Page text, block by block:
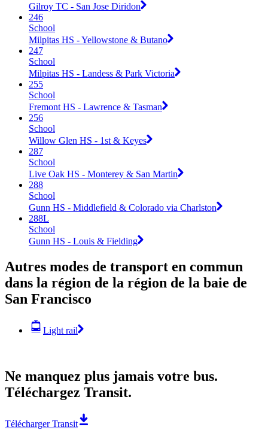
Gilroy TC - San Jose Diridon
246
School
Milpitas HS - Yellowstone & Butano
247
School
Milpitas HS - Landess & Park Victoria
255
School
Fremont HS - Lawrence & Tasman
256
School
Willow Glen HS - 1st & Keyes
287
School
Live Oak HS - Monterey & San Martin
288
School
Gunn HS - Middlefield & Colorado via Charlston
288L
School
Gunn HS - Louis & Fielding
Autres modes de transport en commun
dans la région de la région de la baie de
San Francisco
Light rail
Ne manquez plus jamais votre bus.
Téléchargez Transit.
Télécharger Transit